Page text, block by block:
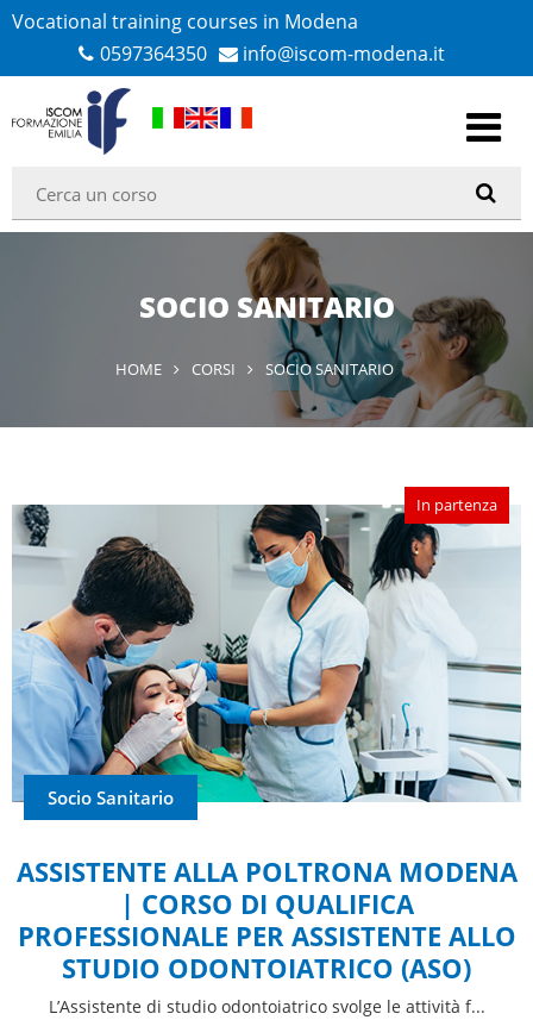
Vocational training courses in Modena
0597364350
info@iscom-modena.it
SOCIO SANITARIO
HOME CORSI SOCIO SANITARIO
In partenza
Socio Sanitario
ASSISTENTE ALLA POLTRONA MODENA
| CORSO DI QUALIFICA
PROFESSIONALE PER ASSISTENTE ALLO
STUDIO ODONTOIATRICO (ASO)
L’Assistente di studio odontoiatrico svolge le attività f...